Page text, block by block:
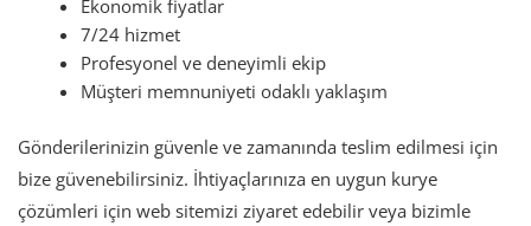
Ekonomik fiyatlar
7/24 hizmet
Profesyonel ve deneyimli ekip
Müşteri memnuniyeti odaklı yaklaşım
Gönderilerinizin güvenle ve zamanında teslim edilmesi için
bize güvenebilirsiniz. İhtiyaçlarınıza en uygun kurye
çözümleri için web sitemizi ziyaret edebilir veya bizimle